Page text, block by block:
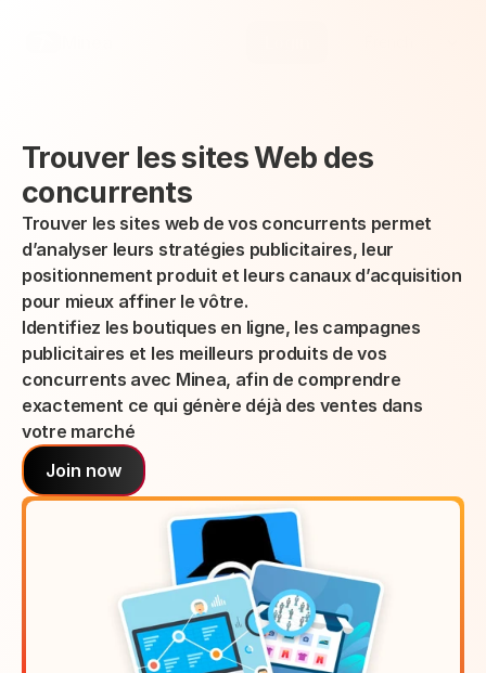
Trouver les sites Web des
concurrents
Trouver les sites web de vos concurrents permet
d’analyser leurs stratégies publicitaires, leur
positionnement produit et leurs canaux d’acquisition
pour mieux affiner le vôtre.
Identifiez les boutiques en ligne, les campagnes
publicitaires et les meilleurs produits de vos
concurrents avec Minea, afin de comprendre
exactement ce qui génère déjà des ventes dans
votre marché
Join now